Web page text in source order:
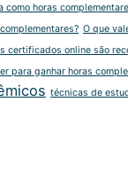
como horas
O que
certificados online são
para ganhar horas
técnicas de